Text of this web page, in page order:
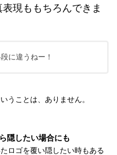
現ももちろんできま
に違うねー！
うことは、ありません。
隠したい場合にも
ロゴを覆い隠したい時もある